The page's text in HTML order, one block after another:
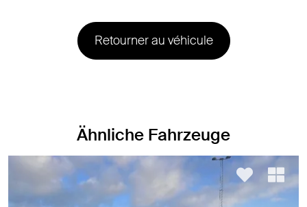
Retourner au véhicule
Ähnliche Fahrzeuge